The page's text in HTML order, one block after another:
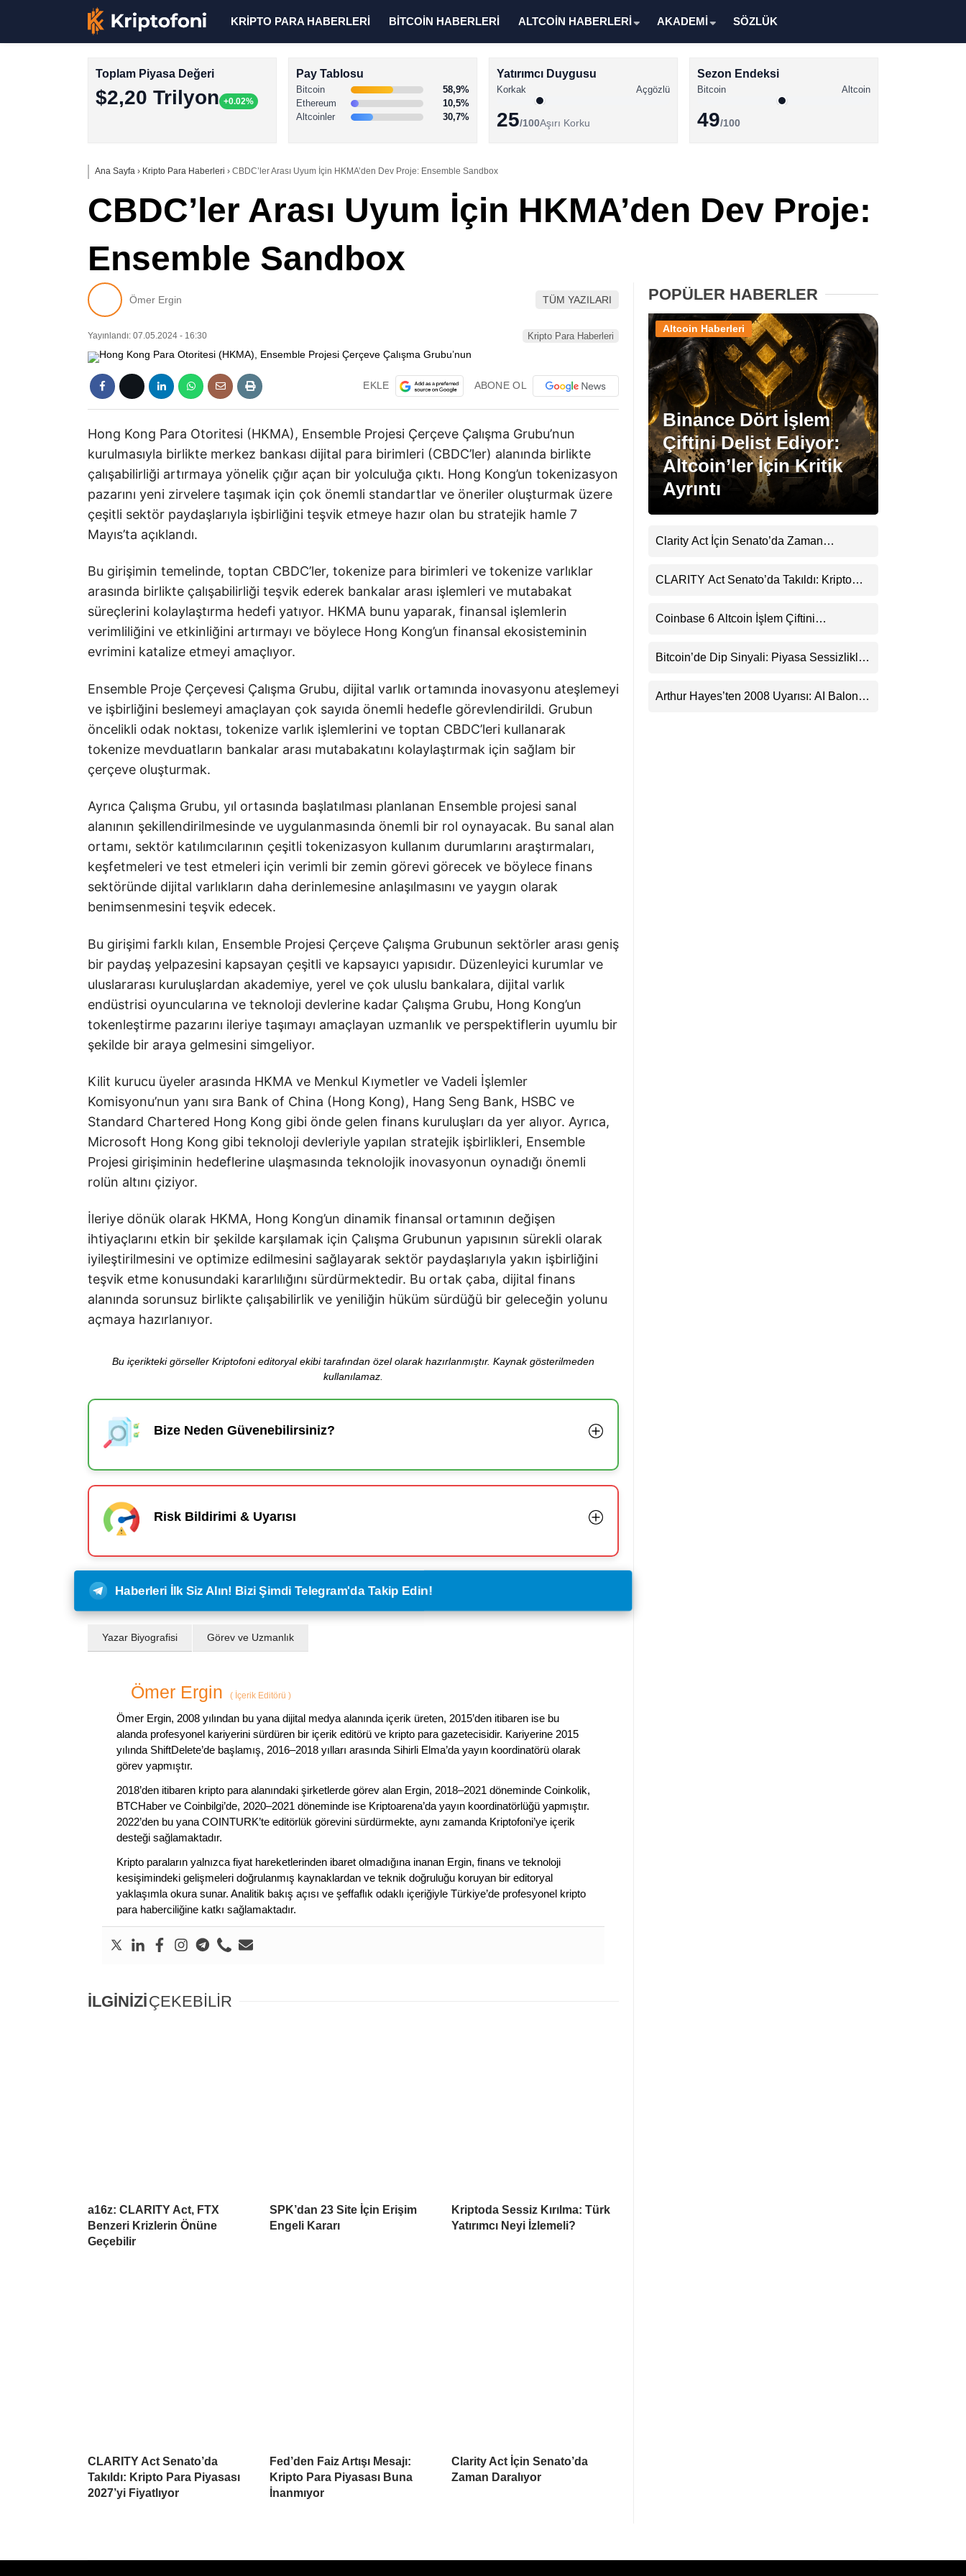
Altcoin Haberleri
XRP Haberleri
Memecoin Haberleri
Stablecoin Haberleri
Facebook
Instagram
LinkedIn
Telegram
KRİPTO PARA HABERLERİ BİTCOİN HABERLERİ ALTCOİN HABERLERİ AKADEMİ SÖZLÜK
Toplam Piyasa Değeri
$2,20 Trilyon +0.02%
Pay Tablosu
Bitcoin
58,9%
Ethereum
10,5%
Altcoinler
30,7%
Yatırımcı Duygusu
Korkak Açgözlü
25/100Aşırı Korku
Sezon Endeksi
Bitcoin Altcoin
49/100
Ana Sayfa › Kripto Para Haberleri › CBDC’ler Arası Uyum İçin HKMA’den Dev Proje: Ensemble Sandbox
CBDC’ler Arası Uyum İçin HKMA’den Dev Proje:
Ensemble Sandbox
Ömer Ergin TÜM YAZILARI
Yayınlandı: 07.05.2024 - 16:30 Kripto Para Haberleri
EKLE ABONE OL
Hong Kong Para Otoritesi (HKMA), Ensemble Projesi Çerçeve Çalışma Grubu’nun
kurulmasıyla birlikte merkez bankası dijital para birimleri (CBDC’ler) alanında birlikte
çalışabilirliği artırmaya yönelik çığır açan bir yolculuğa çıktı. Hong Kong’un tokenizasyon
pazarını yeni zirvelere taşımak için çok önemli standartlar ve öneriler oluşturmak üzere
çeşitli sektör paydaşlarıyla işbirliğini teşvik etmeye hazır olan bu stratejik hamle 7
Mayıs’ta açıklandı.
Bu girişimin temelinde, toptan CBDC’ler, tokenize para birimleri ve tokenize varlıklar
arasında birlikte çalışabilirliği teşvik ederek bankalar arası işlemleri ve mutabakat
süreçlerini kolaylaştırma hedefi yatıyor. HKMA bunu yaparak, finansal işlemlerin
verimliliğini ve etkinliğini artırmayı ve böylece Hong Kong’un finansal ekosisteminin
evrimini katalize etmeyi amaçlıyor.
Ensemble Proje Çerçevesi Çalışma Grubu, dijital varlık ortamında inovasyonu ateşlemeyi
ve işbirliğini beslemeyi amaçlayan çok sayıda önemli hedefle görevlendirildi. Grubun
öncelikli odak noktası, tokenize varlık işlemlerini ve toptan CBDC’leri kullanarak
tokenize mevduatların bankalar arası mutabakatını kolaylaştırmak için sağlam bir
çerçeve oluşturmak.
Ayrıca Çalışma Grubu, yıl ortasında başlatılması planlanan Ensemble projesi sanal
alanının şekillendirilmesinde ve uygulanmasında önemli bir rol oynayacak. Bu sanal alan
ortamı, sektör katılımcılarının çeşitli tokenizasyon kullanım durumlarını araştırmaları,
keşfetmeleri ve test etmeleri için verimli bir zemin görevi görecek ve böylece finans
sektöründe dijital varlıkların daha derinlemesine anlaşılmasını ve yaygın olarak
benimsenmesini teşvik edecek.
Bu girişimi farklı kılan, Ensemble Projesi Çerçeve Çalışma Grubunun sektörler arası geniş
bir paydaş yelpazesini kapsayan çeşitli ve kapsayıcı yapısıdır. Düzenleyici kurumlar ve
uluslararası kuruluşlardan akademiye, yerel ve çok uluslu bankalara, dijital varlık
endüstrisi oyuncularına ve teknoloji devlerine kadar Çalışma Grubu, Hong Kong’un
tokenleştirme pazarını ileriye taşımayı amaçlayan uzmanlık ve perspektiflerin uyumlu bir
şekilde bir araya gelmesini simgeliyor.
Kilit kurucu üyeler arasında HKMA ve Menkul Kıymetler ve Vadeli İşlemler
Komisyonu’nun yanı sıra Bank of China (Hong Kong), Hang Seng Bank, HSBC ve
Standard Chartered Hong Kong gibi önde gelen finans kuruluşları da yer alıyor. Ayrıca,
Microsoft Hong Kong gibi teknoloji devleriyle yapılan stratejik işbirlikleri, Ensemble
Projesi girişiminin hedeflerine ulaşmasında teknolojik inovasyonun oynadığı önemli
rolün altını çiziyor.
İleriye dönük olarak HKMA, Hong Kong’un dinamik finansal ortamının değişen
ihtiyaçlarını etkin bir şekilde karşılamak için Çalışma Grubunun yapısının sürekli olarak
iyileştirilmesini ve optimize edilmesini sağlayarak sektör paydaşlarıyla yakın işbirliğini
teşvik etme konusundaki kararlılığını sürdürmektedir. Bu ortak çaba, dijital finans
alanında sorunsuz birlikte çalışabilirlik ve yeniliğin hüküm sürdüğü bir geleceğin yolunu
açmaya hazırlanıyor.
Bu içerikteki görseller Kriptofoni editoryal ekibi tarafından özel olarak hazırlanmıştır. Kaynak gösterilmeden
kullanılamaz.
Bize Neden Güvenebilirsiniz?
Risk Bildirimi & Uyarısı
Haberleri İlk Siz Alın! Bizi Şimdi Telegram'da Takip Edin!
Yazar Biyografisi Görev ve Uzmanlık
Ömer Ergin ( İçerik Editörü )
Ömer Ergin, 2008 yılından bu yana dijital medya alanında içerik üreten, 2015’den itibaren ise bu
alanda profesyonel kariyerini sürdüren bir içerik editörü ve kripto para gazetecisidir. Kariyerine 2015
yılında ShiftDelete’de başlamış, 2016–2018 yılları arasında Sihirli Elma’da yayın koordinatörü olarak
görev yapmıştır.
2018’den itibaren kripto para alanındaki şirketlerde görev alan Ergin, 2018–2021 döneminde Coinkolik,
BTCHaber ve Coinbilgi’de, 2020–2021 döneminde ise Kriptoarena’da yayın koordinatörlüğü yapmıştır.
2022’den bu yana COINTURK’te editörlük görevini sürdürmekte, aynı zamanda Kriptofoni’ye içerik
desteği sağlamaktadır.
Kripto paraların yalnızca fiyat hareketlerinden ibaret olmadığına inanan Ergin, finans ve teknoloji
kesişimindeki gelişmeleri doğrulanmış kaynaklardan ve teknik doğruluğu koruyan bir editoryal
yaklaşımla okura sunar. Analitik bakış açısı ve şeffaflık odaklı içeriğiyle Türkiye’de profesyonel kripto
para haberciliğine katkı sağlamaktadır.
İLGİNİZİÇEKEBİLİR
a16z: CLARITY Act, FTX
Benzeri Krizlerin Önüne
Geçebilir
SPK’dan 23 Site İçin Erişim
Engeli Kararı
Kriptoda Sessiz Kırılma: Türk
Yatırımcı Neyi İzlemeli?
CLARITY Act Senato’da
Takıldı: Kripto Para Piyasası
2027’yi Fiyatlıyor
Fed’den Faiz Artışı Mesajı:
Kripto Para Piyasası Buna
İnanmıyor
Clarity Act İçin Senato’da
Zaman Daralıyor
POPÜLER HABERLER
Binance Dört İşlem
Çiftini Delist Ediyor:
Altcoin’ler İçin Kritik
Ayrıntı
Altcoin Haberleri
Clarity Act İçin Senato’da Zaman
CLARITY Act Senato’da Takıldı: Kripto
Coinbase 6 Altcoin İşlem Çiftini
Bitcoin’de Dip Sinyali: Piyasa Sessizlikle
Arthur Hayes’ten 2008 Uyarısı: AI Balonu